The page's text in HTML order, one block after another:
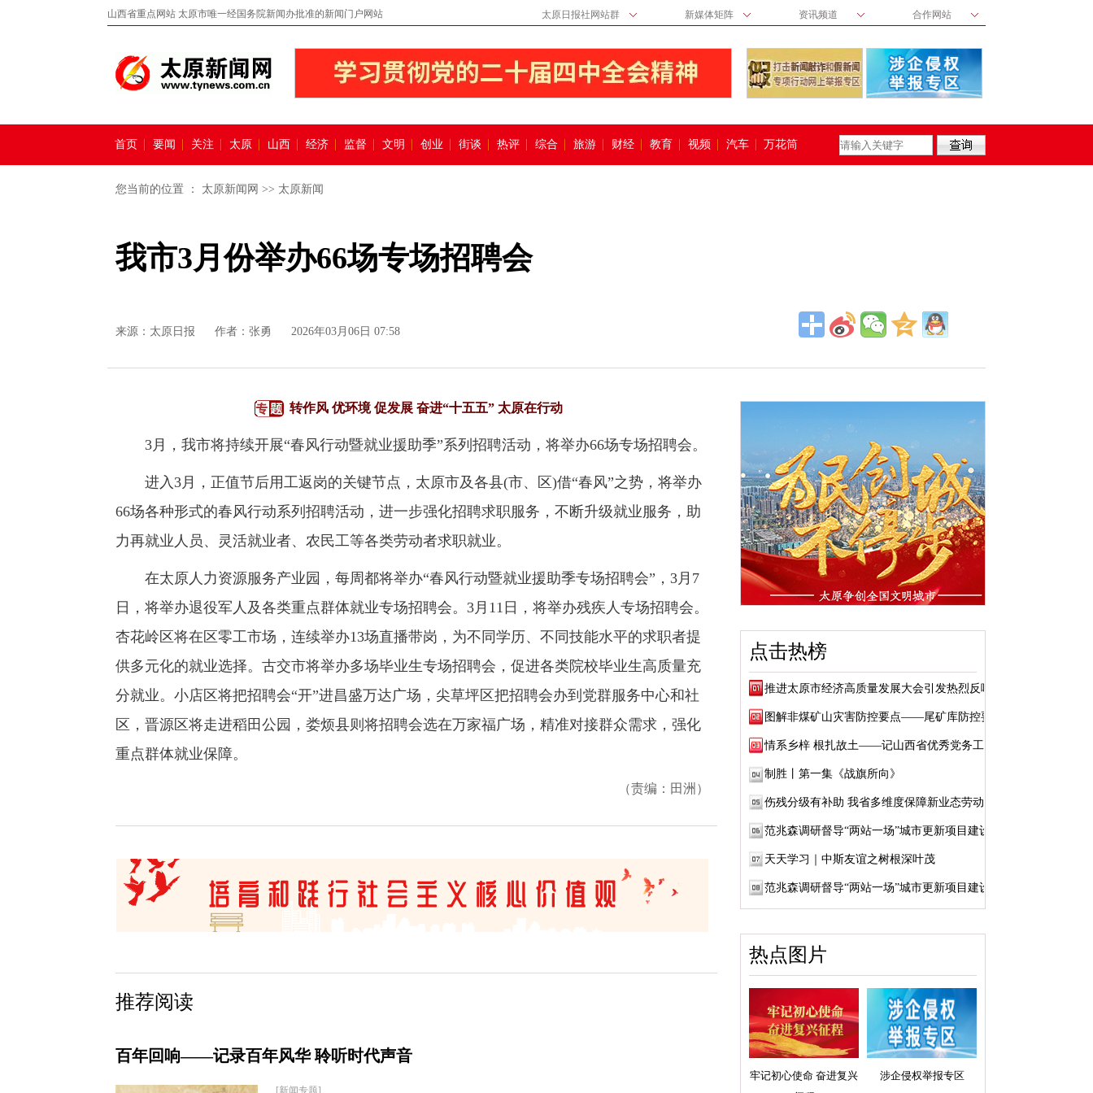
山西省重点网站 太原市唯一经国务院新闻办批准的新闻门户网站 太原日报社网站群 新媒体矩阵 资讯频道 合作网站
首页 要闻 关注 太原 山西 经济 监督 文明 创业 街谈 热评 综合 旅游 财经 教育 视频 汽车 万花筒
您当前的位置 ： 太原新闻网 >> 太原新闻
我市3月份举办66场专场招聘会
来源： 太原日报 作者：张勇 2026年03月06日 07:58
转作风 优环境 促发展 奋进“十五五” 太原在行动
3月，我市将持续开展“春风行动暨就业援助季”系列招聘活动，将举办66场专场招聘会。
进入3月，正值节后用工返岗的关键节点，太原市及各县(市、区)借“春风”之势，将举办
66场各种形式的春风行动系列招聘活动，进一步强化招聘求职服务，不断升级就业服务，助
力再就业人员、灵活就业者、农民工等各类劳动者求职就业。
在太原人力资源服务产业园，每周都将举办“春风行动暨就业援助季专场招聘会”，3月7
日，将举办退役军人及各类重点群体就业专场招聘会。3月11日，将举办残疾人专场招聘会。
杏花岭区将在区零工市场，连续举办13场直播带岗，为不同学历、不同技能水平的求职者提
供多元化的就业选择。古交市将举办多场毕业生专场招聘会，促进各类院校毕业生高质量充
分就业。小店区将把招聘会“开”进昌盛万达广场，尖草坪区把招聘会办到党群服务中心和社
区，晋源区将走进稻田公园，娄烦县则将招聘会选在万家福广场，精准对接群众需求，强化
重点群体就业保障。
（责编：田洲）
推荐阅读
百年回响——记录百年风华 聆听时代声音
[新闻专题]
点击热榜
推进太原市经济高质量发展大会引发热烈反响
图解非煤矿山灾害防控要点——尾矿库防控要点
情系乡梓 根扎故土——记山西省优秀党务工作...
制胜丨第一集《战旗所向》
伤残分级有补助 我省多维度保障新业态劳动者...
范兆森调研督导“两站一场”城市更新项目建设
天天学习｜中斯友谊之树根深叶茂
范兆森调研督导“两站一场”城市更新项目建设
热点图片
牢记初心使命 奋进复兴
涉企侵权举报专区